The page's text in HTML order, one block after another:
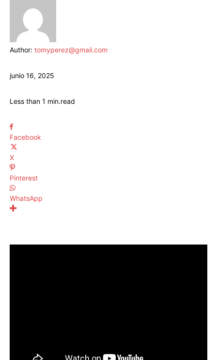
Author: tomyperez@gmail.com
junio 16, 2025
Less than 1 min.read
Facebook
X
Pinterest
WhatsApp